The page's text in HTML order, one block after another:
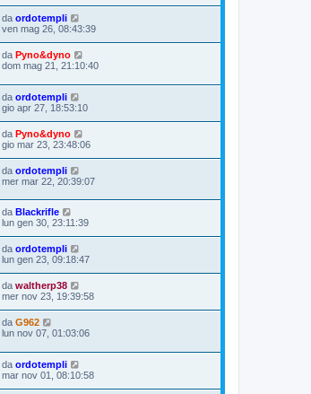
da ordotempli
ven mag 26, 08:43:39
da Pyno&dyno
dom mag 21, 21:10:40
da ordotempli
gio apr 27, 18:53:10
da Pyno&dyno
gio mar 23, 23:48:06
da ordotempli
mer mar 22, 20:39:07
da Blackrifle
lun gen 30, 23:11:39
da ordotempli
lun gen 23, 09:18:47
da waltherp38
mer nov 23, 19:39:58
da G962
lun nov 07, 01:03:06
da ordotempli
mar nov 01, 08:10:58